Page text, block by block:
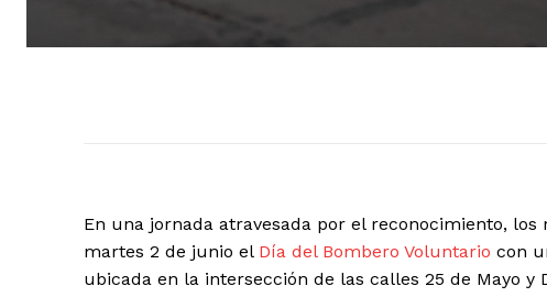
En una jornada atravesada por el reconocimiento,
martes 2 de junio el Día del Bombero Voluntario con
ubicada en la intersección de las calles 25 de Mayo y